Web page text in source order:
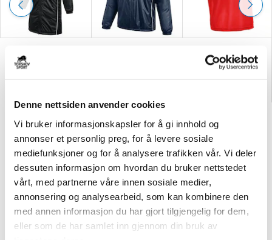
Denne nettsiden anvender cookies
Vi bruker informasjonskapsler for å gi innhold og
annonser et personlig preg, for å levere sosiale
mediefunksjoner og for å analysere trafikken vår. Vi deler
dessuten informasjon om hvordan du bruker nettstedet
vårt, med partnerne våre innen sosiale medier,
annonsering og analysearbeid, som kan kombinere den
med annen informasjon du har gjort tilgjengelig for dem,
eller som de har samlet inn gjennom din bruk av
Therma-FIT Park 26
Vinterjakke Sort
kr 1499
kr 1249
Markeringsvest Rød
kr 99
Kolleksjoner